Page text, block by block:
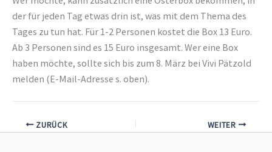
der für jeden Tag etwas drin ist, was mit dem Thema des
Tages zu tun hat. Für 1-2 Personen kostet die Box 13 Euro.
Ab 3 Personen sind es 15 Euro insgesamt. Wer eine Box
haben möchte, sollte sich bis zum 8. März bei Vivi Pätzold
melden (E-Mail-Adresse s. oben).
ZURÜCK WEITER